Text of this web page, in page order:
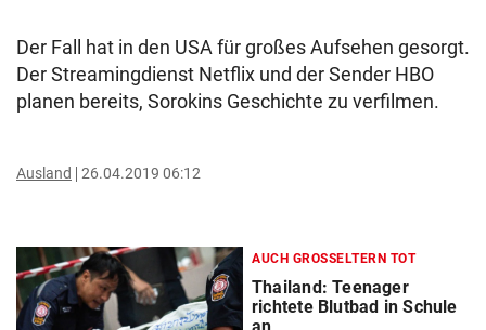
Der Fall hat in den USA für großes Aufsehen gesorgt.
Der Streamingdienst Netflix und der Sender HBO
planen bereits, Sorokins Geschichte zu verfilmen.
Ausland 26.04.2019 06:12
AUCH GROSSELTERN TOT
Thailand: Teenager
richtete Blutbad in Schule